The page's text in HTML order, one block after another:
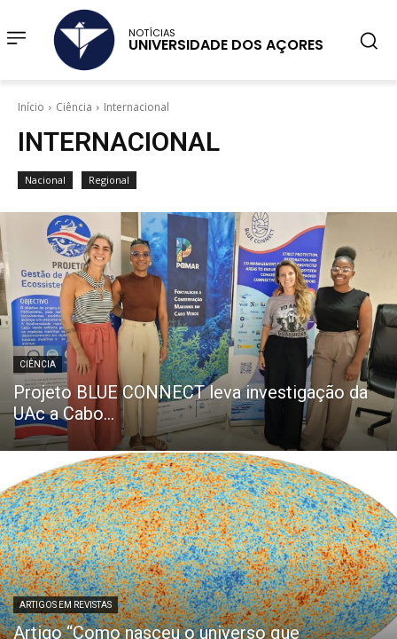
NOTÍCIAS
UNIVERSIDADE DOS AÇORES
Início Ciência Internacional
INTERNACIONAL
Nacional Regional
CIÊNCIA
Projeto BLUE CONNECT leva investigação da
UAc a Cabo...
ARTIGOS EM REVISTAS
Artigo “Como nasceu o universo que